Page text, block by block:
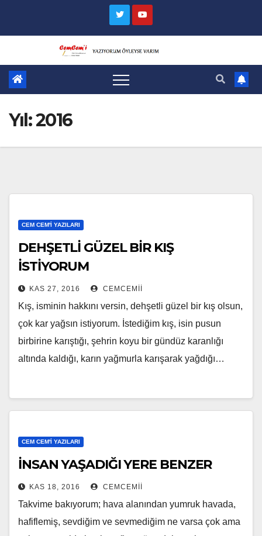
Yıl:2016
CEM CEM'I YAZILARI
DEHŞETLİ GÜZEL BİR KIŞ
İSTİYORUM
KAS 27, 2016 CEMCEMII
Kış, isminin hakkını versin, dehşetli güzel bir kış olsun,
çok kar yağsın istiyorum. İstediğim kış, isin pusun
birbirine karıştığı, şehrin koyu bir gündüz karanlığı
altında kaldığı, karın yağmurla karışarak yağdığı…
CEM CEM'I YAZILARI
İNSAN YAŞADIĞI YERE BENZER
KAS 18, 2016 CEMCEMII
Takvime bakıyorum; hava alanından yumruk havada,
hafiflemiş, sevdiğim ve sevmediğim ne varsa çok ama